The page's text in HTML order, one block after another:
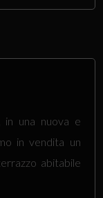
in una nuova e
in vendita un
abitabile